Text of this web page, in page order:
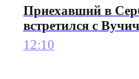
Приехавший в
встретился с
12:10